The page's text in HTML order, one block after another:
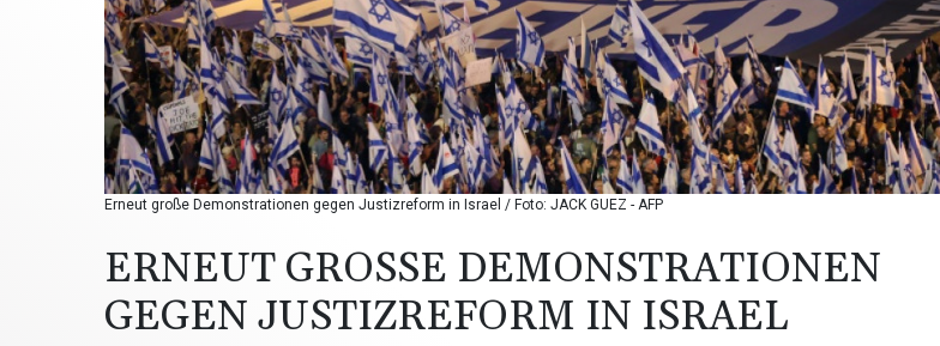
Erneut große Demonstrationen gegen Justizreform in Israel / Foto: JACK GUEZ - AFP
ERNEUT GROSSE DEMONSTRATIONEN G
EGEN JUSTIZREFORM IN ISRAEL